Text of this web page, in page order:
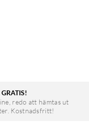
redo att hämtas ut
Kostnadsfritt!